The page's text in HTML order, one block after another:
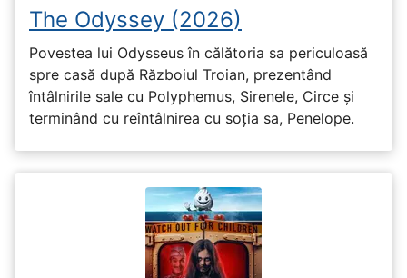
The Odyssey (2026)
Povestea lui Odysseus în călătoria sa periculoasă
spre casă după Războiul Troian, prezentând
întâlnirile sale cu Polyphemus, Sirenele, Circe și
terminând cu reîntâlnirea cu soția sa, Penelope.